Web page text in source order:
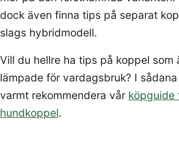
dock även finna tips på separat
slags hybridmodell.
Vill du hellre ha tips på koppel som
lämpade för vardagsbruk? I
varmt rekommendera vår köpguide
hundkoppel.